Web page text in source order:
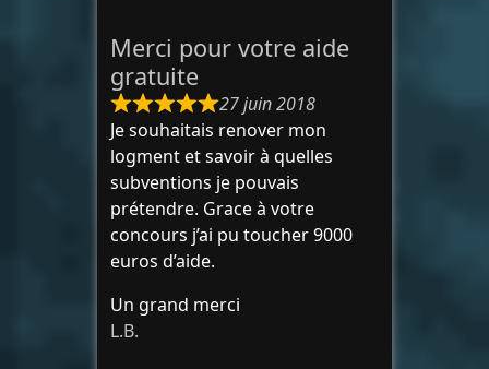
Merci pour votre aide
gratuite
27 juin 2018
Je souhaitais renover mon
logment et savoir à quelles
subventions je pouvais
prétendre. Grace à votre
concours j’ai pu toucher 9000
euros d’aide.
Un grand merci
L.B.